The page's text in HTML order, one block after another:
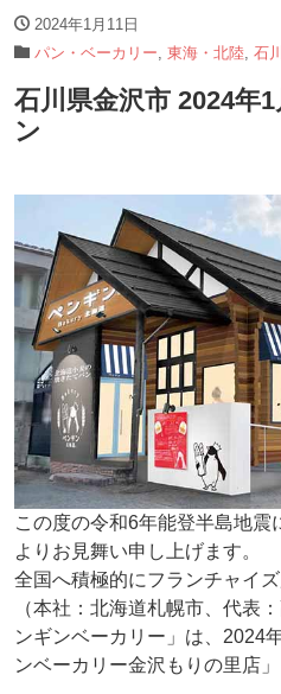
2024年1月11日
パン・ベーカリー 東海・北陸 石川
石川県金沢市 2024年
ン
この度の令和6年能登半島地
よりお見舞い申し上げます。
全国へ積極的にフランチャイ
（本社：北海道札幌市、代表
ンギンベーカリー」は、2024
ンベーカリー金沢もりの里店